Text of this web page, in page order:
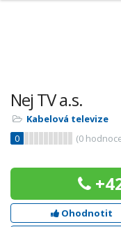
Nej TV a.s.
Kabelová televize
0
(0
Ohodnotit